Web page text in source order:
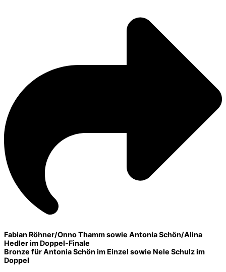
Fabian Röhner/Onno Thamm sowie Antonia Schön/Alina
Hedler im Doppel-Finale
Bronze für Antonia Schön im Einzel sowie Nele Schulz im
Doppel